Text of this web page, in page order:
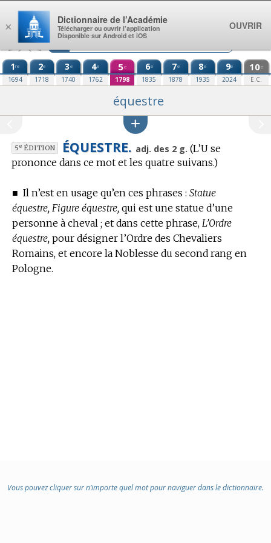
Aller au contenu
1re
1694
2e
1718
3e
1740
4e
1762
5e
1798
6e
1835
7e
1878
8e
1935
9e
2024
10e
E.C.
équestre
5eÉDITION ÉQUESTRE. adj. des 2 g. (L’U se
prononce dans ce mot et les quatre suivans.)
■ Il n’est en usage qu’en ces phrases : Statue
équestre, Figure équestre, qui est une statue d’une
personne à cheval ; et dans cette phrase, L’Ordre
équestre, pour désigner l’Ordre des Chevaliers
Romains, et encore la Noblesse du second rang en
Pologne.
Vous pouvez cliquer sur n’importe quel mot pour naviguer dans le dictionnaire.
×
Dictionnaire de l’Académie
Télécharger ou ouvrir l’application
Disponible sur Android et iOS
OUVRIR